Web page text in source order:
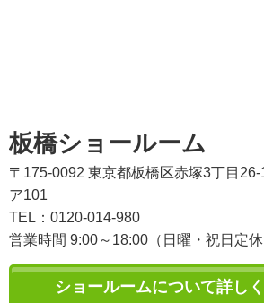
板橋ショールーム
〒175-0092 東京都板橋区赤塚3丁目
ア101
TEL：0120-014-980
営業時間 9:00～18:00（日曜・祝日定休
ショールームについて詳し